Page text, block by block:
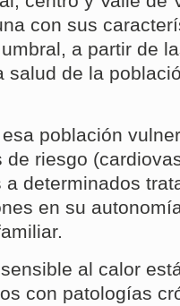
con sus
a partir de
salud de la
población
riesgo
determinados
en su
al calor
con patologías